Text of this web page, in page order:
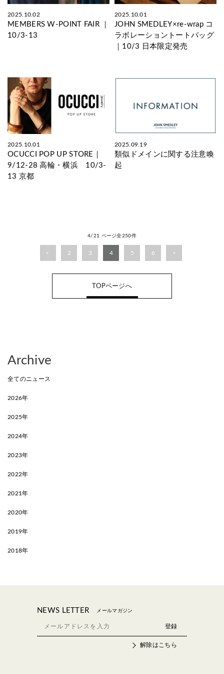
2025.10.02
MEMBERS W-POINT FAIR ｜
10/3-13
2025.10.01
JOHN SMEDLEY×re-wrap コ
ラボレーショントートバッグ
｜10/3 日本限定発売
2025.10.01
OCUCCI POP UP STORE｜
9/12-28 高輪・横浜 10/3-
13 京都
2025.09.19
類似ドメインに関する注意喚
起
4/21 ページ全250件
2 3 4 5 6
TOPページへ
Archive
全てのニュース
2026年
2025年
2024年
2023年
2022年
2021年
2020年
2019年
2018年
NEWS LETTER メールマガジン
解除はこちら